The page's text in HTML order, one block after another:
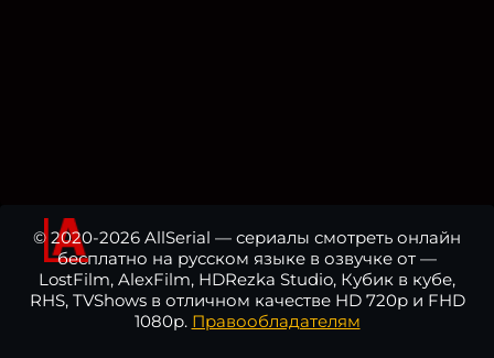
© 2020-2026 AllSerial — сериалы смотреть онлайн
бесплатно на русском языке в озвучке от —
LostFilm, AlexFilm, HDRezka Studio, Кубик в кубе,
RHS, TVShows в отличном качестве HD 720p и FHD
1080p. Правообладателям